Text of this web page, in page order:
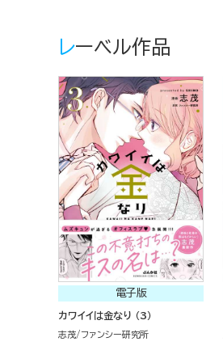
レーベル作品
電子版
カワイイは金なり （3）
志茂 ファンシー研究所